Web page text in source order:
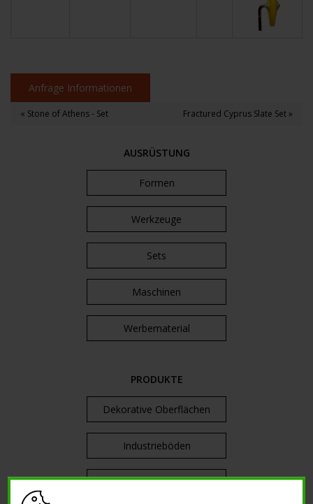
AUSRÜSTUNG
Formen
Werkzeuge
Sets
Maschinen
Werbematerial
PRODUKTE
Dekorative Oberflächen
Industrieböden
Harze und Schutz
Anfrage Informationen
« Stone of Athens - Set Fractured Cyprus Slate Set »